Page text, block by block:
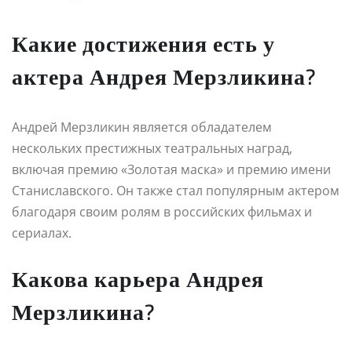
Какие достижения есть у
актера Андрея Мерзликина?
Андрей Мерзликин является обладателем
нескольких престижных театральных наград,
включая премию «Золотая маска» и премию имени
Станиславского. Он также стал популярным актером
благодаря своим ролям в российских фильмах и
сериалах.
Какова карьера Андрея
Мерзликина?